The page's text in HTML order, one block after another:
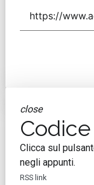
close
Codice
Clicca sul
negli appunti.
RSS link